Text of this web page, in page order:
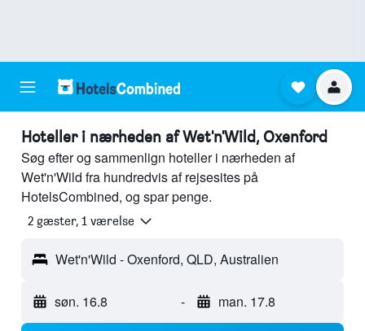
Hoteller i nærheden af Wet'n'Wild, Oxenford
Søg efter og sammenlign hoteller i nærheden af
Wet'n'Wild fra hundredvis af rejsesites på
HotelsCombined, og spar penge.
2 gæster, 1 værelse
Wet'n'Wild - Oxenford, QLD, Australien
søn. 16.8 - man. 17.8